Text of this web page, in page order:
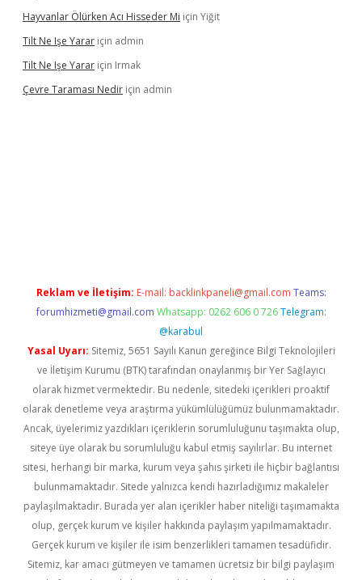
Hayvanlar Ölürken Acı Hisseder Mi için Yiğit
Tilt Ne Işe Yarar için admin
Tilt Ne Işe Yarar için Irmak
Çevre Taraması Nedir için admin
Reklam ve İletişim: E-mail: backlinkpaneli@gmail.com Teams:
forumhizmeti@gmail.com Whatsapp: 0262 606 0 726 Telegram:
@karabul
Yasal Uyarı: Sitemiz, 5651 Sayılı Kanun gereğince Bilgi Teknolojileri
ve İletişim Kurumu (BTK) tarafından onaylanmış bir Yer Sağlayıcı
olarak hizmet vermektedir. Bu nedenle, sitedeki içerikleri proaktif
olarak denetleme veya araştırma yükümlülüğümüz bulunmamaktadır.
Ancak, üyelerimiz yazdıkları içeriklerin sorumluluğunu taşımakta olup,
siteye üye olarak bu sorumluluğu kabul etmiş sayılırlar. Bu internet
sitesi, herhangi bir marka, kurum veya şahıs şirketi ile hiçbir bağlantısı
bulunmamaktadır. Sitede yalnızca kendi hazırladığımız makaleler
paylaşılmaktadır. Burada yer alan içerikler haber niteliği taşımamakta
olup, gerçek kurum ve kişiler hakkında paylaşım yapılmamaktadır.
Gerçek kurum ve kişiler ile isim benzerlikleri tamamen tesadüfidir.
Sitemiz, kar amacı gütmeyen ve tamamen ücretsiz bir bilgi paylaşım